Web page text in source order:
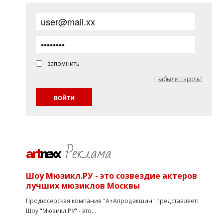
запомнить
| забыли пароль?
artnexx Реклама
Шоу Мюзикл.РУ - это созвездие актеров
лучших мюзиклов Москвы
Продюсерская компания "А+Апродакшин" представляет:
Шоу "Мюзикл.РУ" - это...